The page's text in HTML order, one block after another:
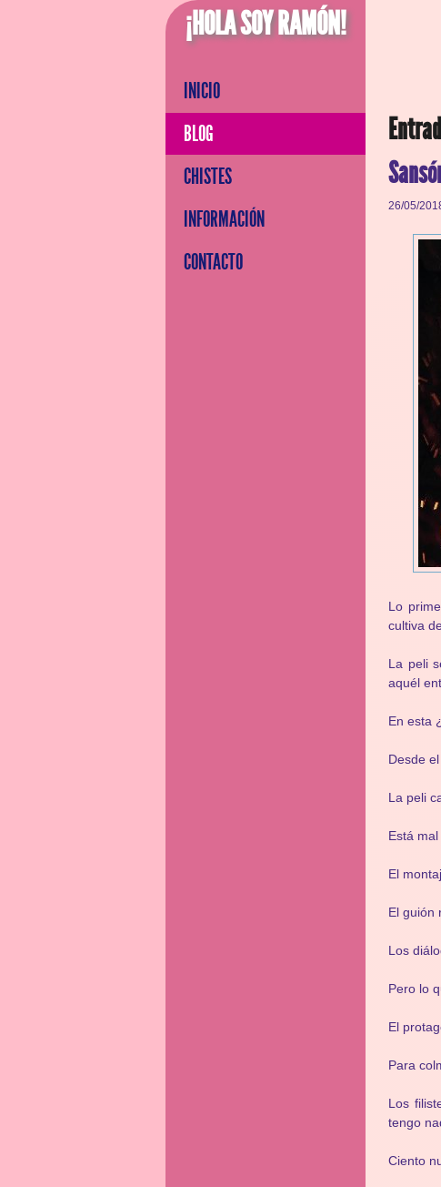
¡HOLA SOY RAMÓN!
INICIO
BLOG
CHISTES
INFORMACIÓN
CONTACTO
26/05/
Lo
cultiva
La peli
aquél
En esta
Desde
La peli
Está mal
El
El guión
Los
Pero lo
El
Para
Los
tengo
Ciento